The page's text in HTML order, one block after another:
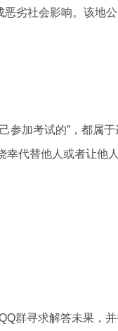
劣社会影响。该地
加考试的”，都属
代替他人或者让他
群寻求解答未果，